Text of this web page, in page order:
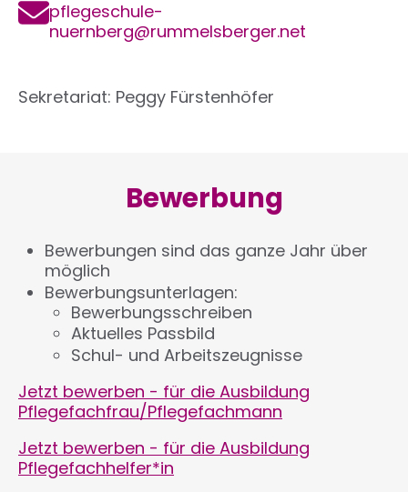
E-
Mail
pflegeschule-
nuernberg@rummelsberger.net
Sekretariat: Peggy Fürstenhöfer
Bewerbung
Bewerbungen sind das ganze Jahr über
möglich
Bewerbungsunterlagen:
Bewerbungsschreiben
Aktuelles Passbild
Schul- und Arbeitszeugnisse
Jetzt bewerben - für die Ausbildung
Pflegefachfrau/Pflegefachmann
Jetzt bewerben - für die Ausbildung
Pflegefachhelfer*in